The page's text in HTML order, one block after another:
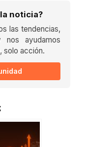
noticia?
las tendencias,
nos ayudamos
solo acción.